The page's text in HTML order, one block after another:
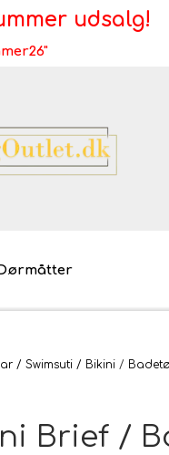
udsalg!
- bliv miljøvenlig
/ Swimsuti / Bikini
Brief /